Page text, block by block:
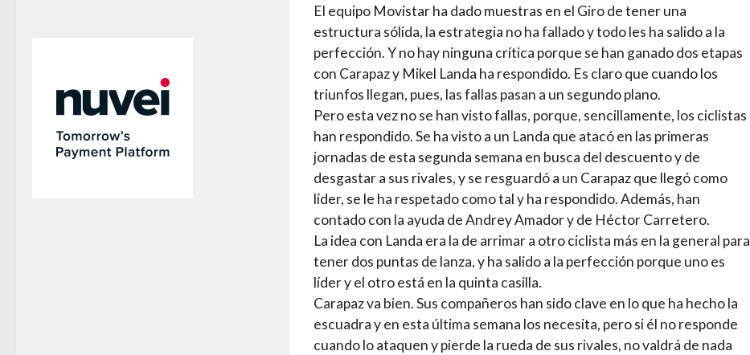
El equipo Movistar ha dado muestras en el Giro de tener una
estructura sólida, la estrategia no ha fallado y todo les ha salido a la
perfección. Y no hay ninguna crítica porque se han ganado dos etapas
con Carapaz y Mikel Landa ha respondido. Es claro que cuando los
triunfos llegan, pues, las fallas pasan a un segundo plano.
Pero esta vez no se han visto fallas, porque, sencillamente, los ciclistas
han respondido. Se ha visto a un Landa que atacó en las primeras
jornadas de esta segunda semana en busca del descuento y de
desgastar a sus rivales, y se resguardó a un Carapaz que llegó como
líder, se le ha respetado como tal y ha respondido. Además, han
contado con la ayuda de Andrey Amador y de Héctor Carretero.
La idea con Landa era la de arrimar a otro ciclista más en la general para
tener dos puntas de lanza, y ha salido a la perfección porque uno es
líder y el otro está en la quinta casilla.
Carapaz va bien. Sus compañeros han sido clave en lo que ha hecho la
escuadra y en esta última semana los necesita, pero si él no responde
cuando lo ataquen y pierde la rueda de sus rivales, no valdrá de nada